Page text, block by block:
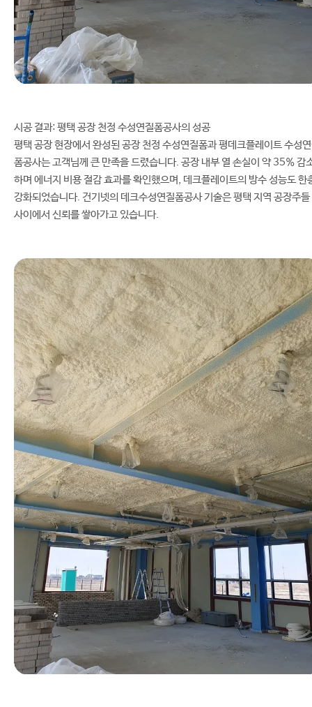
시공 결과: 평택 공장 천정 수성연질폼공사의 성공
평택 공장 현장에서 완성된 공장 천정 수성연질폼과 평데크플레이트 수성
폼공사는 고객님께 큰 만족을 드렸습니다. 공장 내부 열 손실이 약 35% 감
하며 에너지 비용 절감 효과를 확인했으며, 데크플레이트의 방수 성능도 한
강화되었습니다. 건기넷의 데크수성연질폼공사 기술은 평택 지역 공장주들
사이에서 신뢰를 쌓아가고 있습니다.